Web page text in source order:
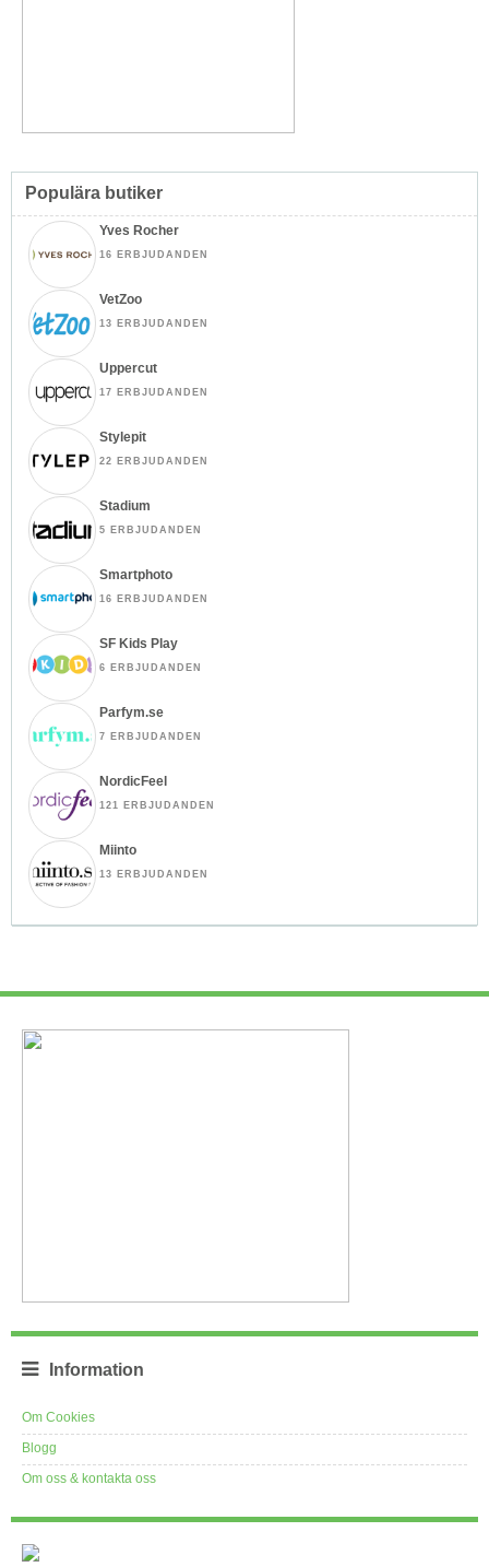
Populära butiker
Yves Rocher
16 ERBJUDANDEN
VetZoo
13 ERBJUDANDEN
Uppercut
17 ERBJUDANDEN
Stylepit
22 ERBJUDANDEN
Stadium
5 ERBJUDANDEN
Smartphoto
16 ERBJUDANDEN
SF Kids Play
6 ERBJUDANDEN
Parfym.se
7 ERBJUDANDEN
NordicFeel
121 ERBJUDANDEN
Miinto
13 ERBJUDANDEN
Information
Om Cookies
Blogg
Om oss & kontakta oss